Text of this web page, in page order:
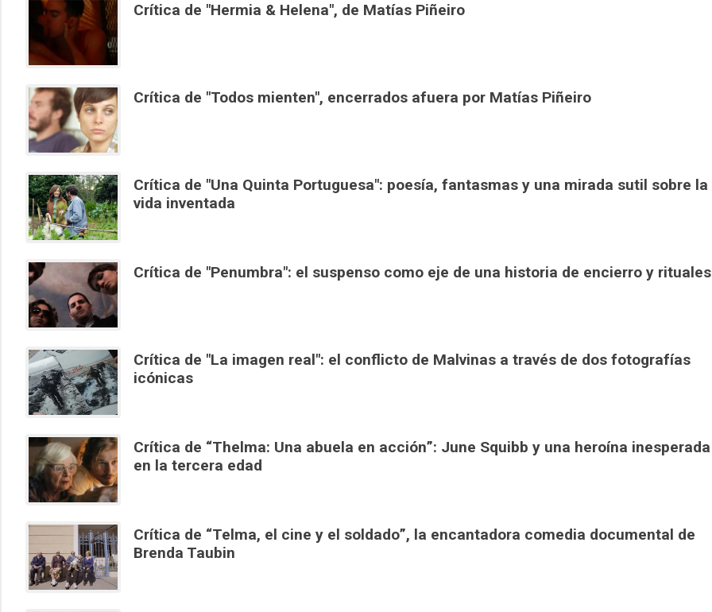
Crítica de "Hermia & Helena", de Matías Piñeiro
Crítica de "Todos mienten", encerrados afuera por Matías Piñeiro
Crítica de "Una Quinta Portuguesa": poesía, fantasmas y una mirada sutil sobre la
vida inventada
Crítica de "Penumbra": el suspenso como eje de una historia de encierro y rituales
Crítica de "La imagen real": el conflicto de Malvinas a través de dos fotografías
icónicas
Crítica de “Thelma: Una abuela en acción”: June Squibb y una heroína inesperada
en la tercera edad
Crítica de “Telma, el cine y el soldado”, la encantadora comedia documental de
Brenda Taubin